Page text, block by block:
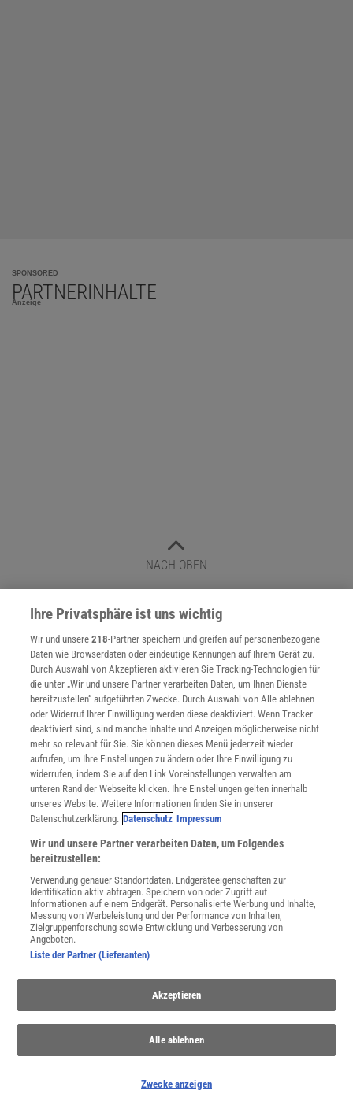
SPONSORED
PARTNERINHALTE
Anzeige
NACH OBEN
Für Sie im Spektrum-Shop und am Kiosk:
SPEKTRUM SHOP
Spektrum.de-Newsletter abonnieren
JETZT ANMELDEN!
Sie können unsere Newsletter jederzeit wieder abbestellen. Infos zu unserem Umgang
mit Ihren personenbezogenen Daten finden Sie in unsererDatenschutzerklärung
SERVICES
Spektrum Shop
Im Handel kaufen
Verträge kündigen
Ihre Privatsphäre ist uns wichtig
Wir und unsere218-Partner speichern und greifen auf personenbezogene
Daten wie Browserdaten oder eindeutige Kennungen auf Ihrem Gerät zu.
Durch Auswahl von Akzeptieren aktivieren Sie Tracking-Technologien für
die unter „Wir und unsere Partner verarbeiten Daten, um Ihnen Dienste
bereitzustellen“ aufgeführten Zwecke. Durch Auswahl von Alle ablehnen
oder Widerruf Ihrer Einwilligung werden diese deaktiviert. Wenn Tracker
deaktiviert sind, sind manche Inhalte und Anzeigen möglicherweise nicht
mehr so relevant für Sie. Sie können dieses Menü jederzeit wieder
aufrufen, um Ihre Einstellungen zu ändern oder Ihre Einwilligung zu
widerrufen, indem Sie auf den Link Voreinstellungen verwalten am
unteren Rand der Webseite klicken. Ihre Einstellungen gelten innerhalb
unseres Website. Weitere Informationen finden Sie in unserer
Datenschutzerklärung. Datenschutz Impressum
Wir und unsere Partner verarbeiten Daten, um Folgendes
bereitzustellen:
Verwendung genauer Standortdaten. Endgeräteeigenschaften zur
Identifikation aktiv abfragen. Speichern von oder Zugriff auf
Informationen auf einem Endgerät. Personalisierte Werbung und Inhalte,
Messung von Werbeleistung und der Performance von Inhalten,
Zielgruppenforschung sowie Entwicklung und Verbesserung von
Angeboten.
Liste der Partner (Lieferanten)
Akzeptieren
Alle ablehnen
Zwecke anzeigen